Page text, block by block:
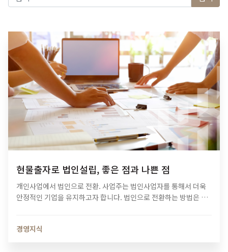
현물출자로 법인설립, 좋은 점과 나쁜 점
개인사업에서 법인으로 전환. 사업주는 법인사업자를 통해서 더욱
안정적인 기업을 유지하고자 합니다. 법인으로 전환하는 방법은 여
경영지식